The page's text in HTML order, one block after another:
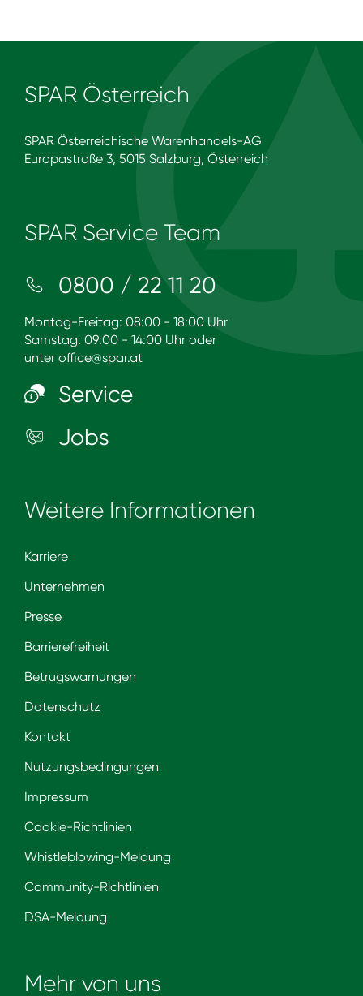
SPAR Österreich
SPAR Österreichische Warenhandels-AG
Europastraße 3, 5015 Salzburg, Österreich
SPAR Service Team
0800 / 22 11 20
Montag-Freitag: 08:00 - 18:00 Uhr
Samstag: 09:00 - 14:00 Uhr oder
unter office@spar.at
Service
Jobs
Weitere Informationen
Karriere
Unternehmen
Presse
Barrierefreiheit
Betrugswarnungen
Datenschutz
Kontakt
Nutzungsbedingungen
Impressum
Cookie-Richtlinien
Whistleblowing-Meldung
Community-Richtlinien
DSA-Meldung
Mehr von uns